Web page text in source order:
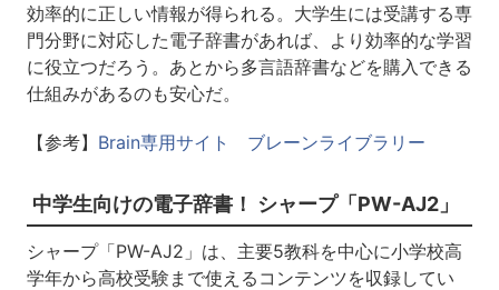
効率的に正しい情報が得られる。大学生には受講する専
門分野に対応した電子辞書があれば、より効率的な学習
に役立つだろう。あとから多言語辞書などを購入できる
仕組みがあるのも安心だ。
【参考】 Brain専用サイト ブレーンライブラリー
中学生向けの電子辞書！ シャープ「PW-AJ2」
シャープ「PW-AJ2」は、主要5教科を中心に小学校高
学年から高校受験まで使えるコンテンツを収録してい